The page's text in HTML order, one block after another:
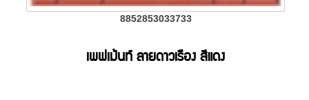
8852853033733
เพฟเม้นท์ ลายดาวเรือง สีแดง